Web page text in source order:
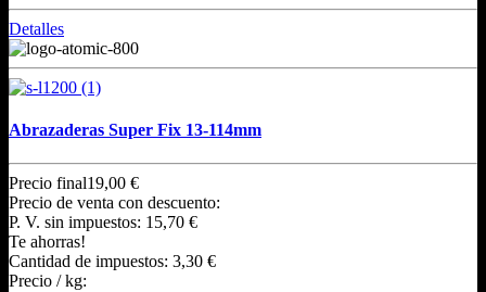
Detalles
Abrazaderas Super Fix 13-114mm
Precio final19,00 €
Precio de venta con descuento:
P. V. sin impuestos: 15,70 €
Te ahorras!
Cantidad de impuestos: 3,30 €
Precio / kg: